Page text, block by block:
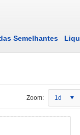
Semelhantes
Zoom: 1d